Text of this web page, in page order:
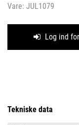
Vare: JUL1079
Log ind
Tekniske data